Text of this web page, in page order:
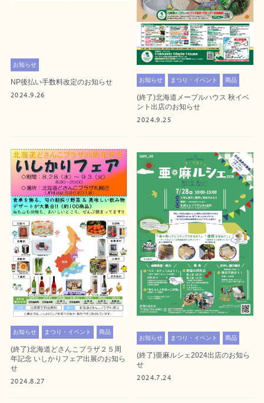
お知らせ
NP後払い手数料改定のお知らせ
2024.9.26
お知らせ まつり・イベント 商品
(終了)北海道メープルハウス 秋イベ
ント出店のお知らせ
2024.9.25
お知らせ まつり・イベント 商品
(終了)北海道どさんこプラザ２５周
年記念 いしかりフェア出展のお知ら
せ
2024.8.27
お知らせ まつり・イベント 商品
(終了)亜麻ルシェ2024出店のお知ら
せ
2024.7.24